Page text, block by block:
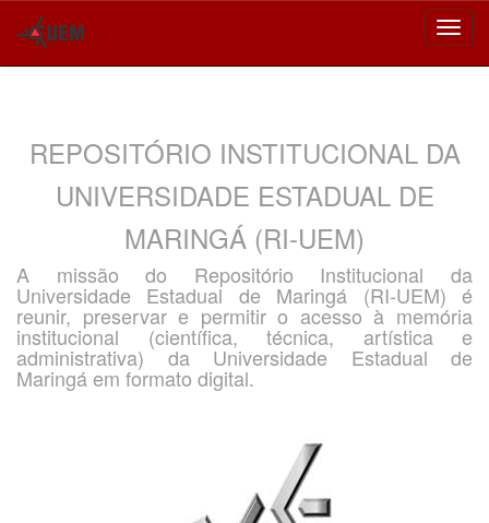
REPOSITÓRIO INSTITUCIONAL DA
UNIVERSIDADE ESTADUAL DE
MARINGÁ (RI-UEM)
A missão do Repositório Institucional da
Universidade Estadual de Maringá (RI-UEM) é
reunir, preservar e permitir o acesso à memória
institucional (científica, técnica, artística e
administrativa) da Universidade Estadual de
Maringá em formato digital.